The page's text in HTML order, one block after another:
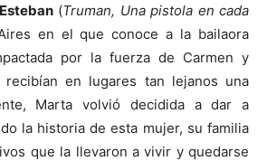
(Truman, Una pistola en cada
en el que conoce a la bailaora
por la fuerza de Carmen y
en lugares tan lejanos una
Marta volvió decidida a dar a
la historia de esta mujer, su familia
que la llevaron a vivir y quedarse